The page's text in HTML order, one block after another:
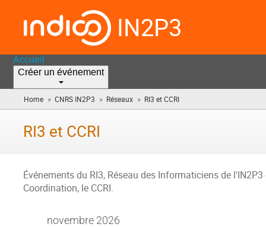
IN2P3
Accueil
Créer un événement
Home » CNRS IN2P3 » Réseaux » RI3 et CCRI
êtes
RI3 et CCRI
Événements du RI3, Réseau des Informaticiens de
Coordination, le CCRI.
novembre 2026